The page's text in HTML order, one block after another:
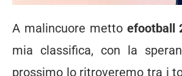
A malincuore metto efootball
mia classifica, con la
prossimo lo ritroveremo tra i